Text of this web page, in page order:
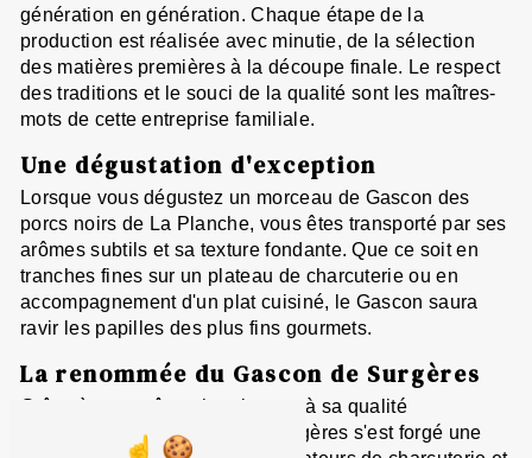
génération en génération. Chaque étape de la
production est réalisée avec minutie, de la sélection
des matières premières à la découpe finale. Le respect
des traditions et le souci de la qualité sont les maîtres-
mots de cette entreprise familiale.
Une dégustation d'exception
Lorsque vous dégustez un morceau de Gascon des
porcs noirs de La Planche, vous êtes transporté par ses
arômes subtils et sa texture fondante. Que ce soit en
tranches fines sur un plateau de charcuterie ou en
accompagnement d'un plat cuisiné, le Gascon saura
ravir les papilles des plus fins gourmets.
La renommée du Gascon de Surgères
Grâce à son goût authentique et à sa qualité
irréprochable, le Gascon de Surgères s'est forgé une